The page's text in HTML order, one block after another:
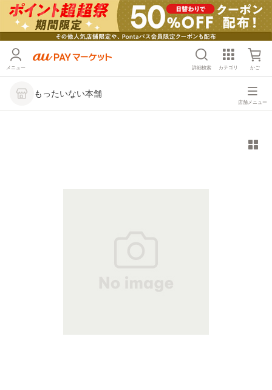
メニュー 詳細検索 カテゴリ かご
もったいない本舗
店舗メニュー